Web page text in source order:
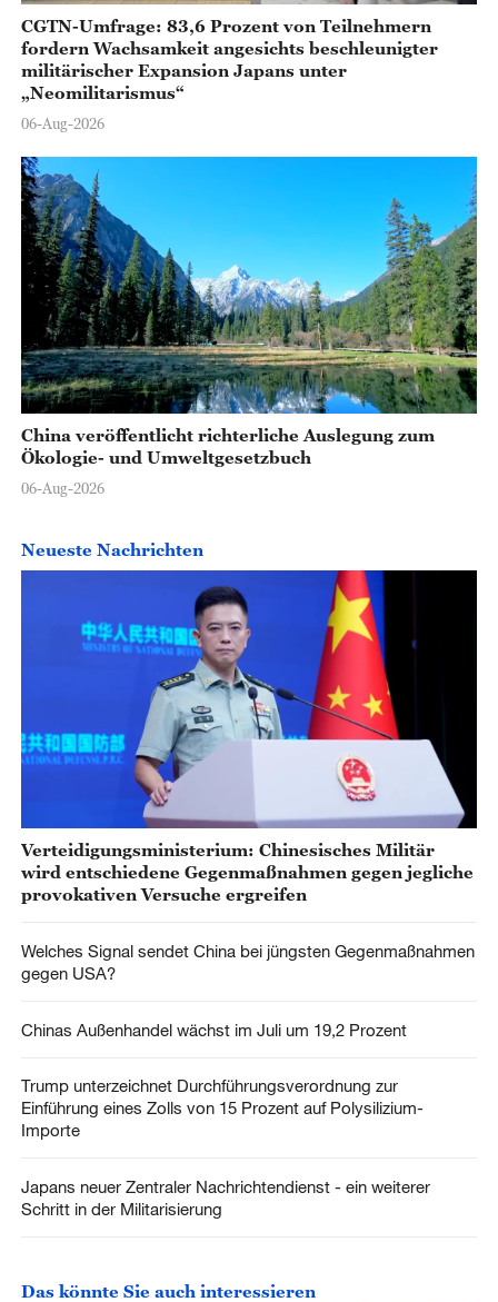
CGTN-Umfrage: 83,6 Prozent von Teilnehmern
fordern Wachsamkeit angesichts beschleunigter
militärischer Expansion Japans unter
„Neomilitarismus“
06-Aug-2026
China veröffentlicht richterliche Auslegung zum
Ökologie- und Umweltgesetzbuch
06-Aug-2026
Neueste Nachrichten
Verteidigungsministerium: Chinesisches Militär
wird entschiedene Gegenmaßnahmen gegen jegliche
provokativen Versuche ergreifen
Welches Signal sendet China bei jüngsten Gegenmaßnahmen
gegen USA?
Chinas Außenhandel wächst im Juli um 19,2 Prozent
Trump unterzeichnet Durchführungsverordnung zur
Einführung eines Zolls von 15 Prozent auf Polysilizium-
Importe
Japans neuer Zentraler Nachrichtendienst - ein weiterer
Schritt in der Militarisierung
Das könnte Sie auch interessieren